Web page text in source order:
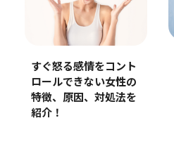
すぐ怒る感情をコント
ロールできない女性の
特徴、原因、対処法を
紹介！